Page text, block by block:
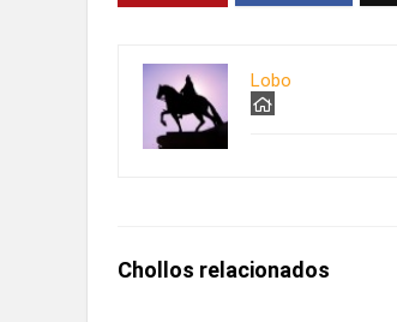
Lobo
Chollos relacionados